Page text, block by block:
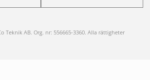
Teknik AB. Org. nr: 556665-3360. Alla rättigheter